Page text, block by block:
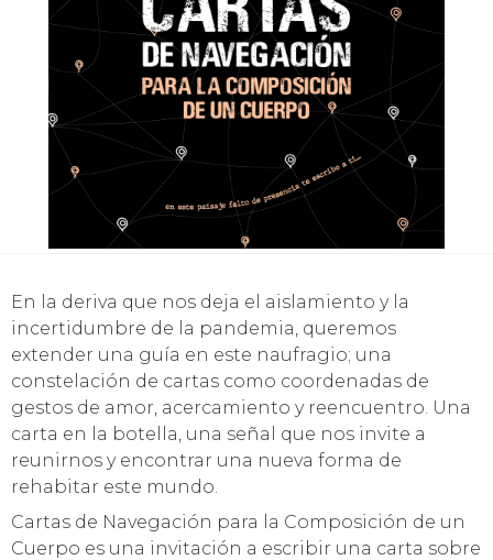
En la deriva que nos deja el aislamiento y la
incertidumbre de la pandemia, queremos
extender una guía en este naufragio; una
constelación de cartas como coordenadas de
gestos de amor, acercamiento y reencuentro. Una
carta en la botella, una señal que nos invite a
reunirnos y encontrar una nueva forma de
rehabitar este mundo.
Cartas de Navegación para la Composición de un
Cuerpo es una invitación a escribir una carta sobre